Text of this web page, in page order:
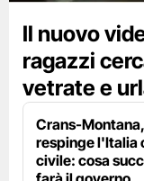
Il nuovo
ragazzi
vetrate e
Crans-
respinge l'Italia
civile: cosa